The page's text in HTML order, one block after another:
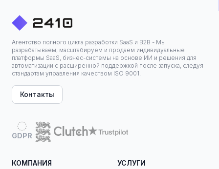
Агентство полного цикла разработки SaaS и B2B - Мы
разрабатываем, масштабируем и продаем индивидуальные
платформы SaaS, бизнес-системы на основе ИИ и решения для
автоматизации с расширенной поддержкой после запуска, следуя
стандартам управления качеством ISO 9001.
Контакты
GDPR
КОМПАНИЯ УСЛУГИ